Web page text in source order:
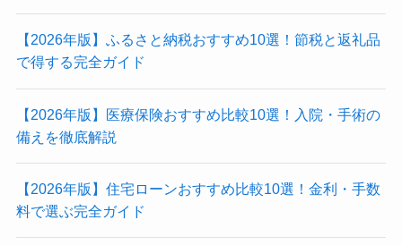
【2026年版】ふるさと納税おすすめ10選！節税と返礼品
で得する完全ガイド
【2026年版】医療保険おすすめ比較10選！入院・手術の
備えを徹底解説
【2026年版】住宅ローンおすすめ比較10選！金利・手数
料で選ぶ完全ガイド